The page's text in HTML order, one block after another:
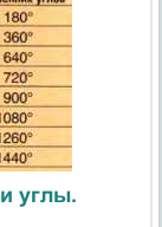
углы.